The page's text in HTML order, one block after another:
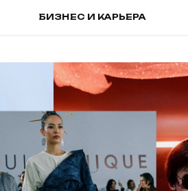
БИЗНЕС И КАРЬЕРА